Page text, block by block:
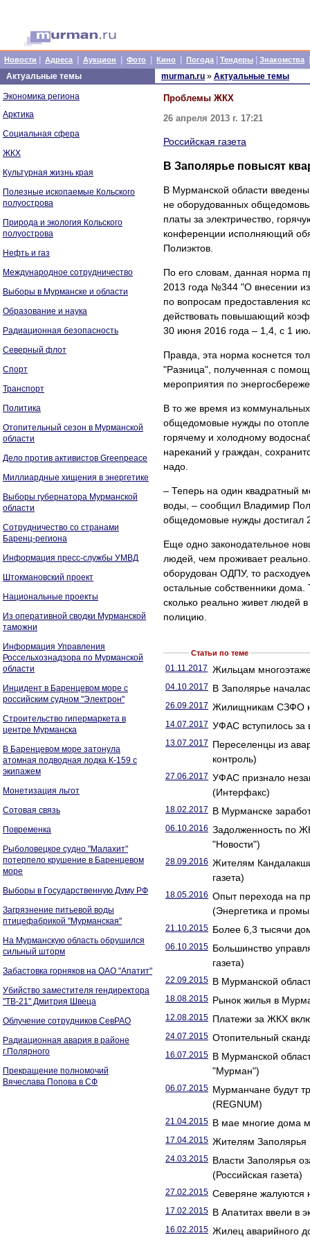
Новости Адреса Аукцион Фото Кино Погода Тендеры Знакомства
Актуальные темы
Экономика региона
Арктика
Социальная сфера
ЖКХ
Культурная жизнь края
Полезные ископаемые Кольского
полуострова
Природа и экология Кольского
полуострова
Нефть и газ
Международное сотрудничество
Выборы в Мурманске и области
Образование и наука
Радиационная безопасность
Северный флот
Спорт
Транспорт
Политика
Отопительный сезон в Мурманской
области
Дело против активистов Greenpeace
Миллиардные хищения в энергетике
Выборы губернатора Мурманской
области
Сотрудничество со странами
Баренц-региона
Информация пресс-службы УМВД
Штокмановский проект
Национальные проекты
Из оперативной сводки Мурманской
таможни
Информация Управления
Россельхознадзора по Мурманской
области
Инцидент в Баренцевом море с
российским судном "Электрон"
Строительство гипермаркета в
центре Мурманска
В Баренцевом море затонула
атомная подводная лодка К-159 с
экипажем
Монетизация льгот
Сотовая связь
Повременка
Рыболовецкое судно "Малахит"
потерпело крушение в Баренцевом
море
Выборы в Государственную Думу РФ
Загрязнение питьевой воды
птицефабрикой "Мурманская"
На Мурманскую область обрушился
сильный шторм
Забастовка горняков на ОАО "Апатит"
Убийство заместителя гендиректора
"ТВ-21" Дмитрия Швеца
Облучение сотрудников СевРАО
Радиационная авария в районе
г.Полярного
Прекращение полномочий
Вячеслава Попова в СФ
murman.ru » Актуальные темы
Проблемы ЖКХ
26 апреля 2013 г. 17:21
Российская газета
В Заполярье повысят
В Мурманской области
не оборудованных
платы за электричество,
конференции исполняющий
Полиэктов.
По его словам, данная норма
2013 года №344 "О внесении
по вопросам предоставления
действовать повышающий
30 июня 2016 года – 1,4, с 1
Правда, эта норма коснется
"Разница", полученная с
мероприятия по
В то же время из
общедомовые нужды по
горячему и холодному
нареканий у граждан,
надо.
– Теперь на один квадратный
воды, – сообщил Владимир
общедомовые нужды достигал
Еще одно законодательное
людей, чем проживает
оборудован ОДПУ, то
остальные собственники
сколько реально живет людей
полицию.
Статьи по теме
01.11.2017 Жильцам
04.10.2017 В Заполярье
26.09.2017 Жилищникам СЗФО
14.07.2017 УФАС вступилось за
13.07.2017 Переселенцы из
контроль)
27.06.2017 УФАС признало
(Интерфакс)
18.02.2017 В Мурманске
06.10.2016 Задолженность по
"Новости")
28.09.2016 Жителям
газета)
18.05.2016 Опыт перехода на
(Энергетика и
21.10.2015 Более 6,3 тысячи
06.10.2015 Большинство
газета)
22.09.2015 В Мурманской
18.08.2015 Рынок жилья в
12.08.2015 Платежи за ЖКХ
24.07.2015 Отопительный
16.07.2015 В Мурманской
"Мурман")
06.07.2015 Мурманчане будут
(REGNUM)
21.04.2015 В мае многие дома
17.04.2015 Жителям Заполярья
24.03.2015 Власти Заполярья
(Российская газета)
27.02.2015 Северяне жалуются
17.02.2015 В Апатитах ввели в
16.02.2015 Жилец аварийного